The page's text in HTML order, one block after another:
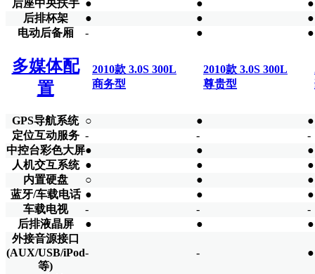
后座中央扶手 ● ●
●
后排杯架
● ●
●
电动后备厢
- ● ●
多媒体配
置
2010款 3.0S 300L
商务型
2010款 3.0S 300L
尊贵型
GPS导航系统 ○ ●
●
定位互动服务 - -
-
中控台彩色大屏● ●
●
人机交互系统 ● ●
●
内置硬盘
○ ●
●
蓝牙/车载电话 ● ●
●
车载电视
- -
-
后排液晶屏
● ●
●
外接音源接口
(AUX/USB/iPod
等)
- - ●